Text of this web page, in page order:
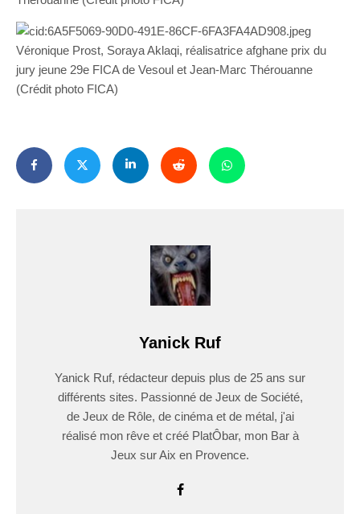
Véronique Prost, Soraya Aklaqi, réalisatrice afghane prix du
jury jeune 29e FICA de Vesoul et Jean-Marc Thérouanne
(Crédit photo FICA)
Yanick Ruf
Yanick Ruf, rédacteur depuis plus de 25 ans sur
différents sites. Passionné de Jeux de Société,
de Jeux de Rôle, de cinéma et de métal, j'ai
réalisé mon rêve et créé PlatÔbar, mon Bar à
Jeux sur Aix en Provence.